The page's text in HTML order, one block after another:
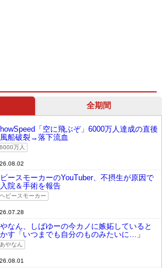
全期間
「空に飛ぶぞ」6000万人達成の直後
船破裂→落下流血
万人
ースモーカーのYouTuber、不摂生が原因で
院＆手術を報告
ビースモーカー
なん、しばゆーの今カノに嫉妬していると
す「いつまでも自分のものみたいに…」
やなん